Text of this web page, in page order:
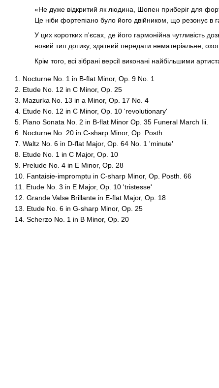
«Не дуже відкритий як людина, Шопен приберіг для
Це ніби фортепіано було його двійником, що резонує в
У цих коротких п'єсах, де його гармонійна чутливість
новий тип дотику, здатний передати нематеріальне,
Крім того, всі зібрані версії виконані найбільшими
1. Nocturne No. 1 in B-flat Minor, Op. 9 No. 1
2. Etude No. 12 in C Minor, Op. 25
3. Mazurka No. 13 in a Minor, Op. 17 No. 4
4. Etude No. 12 in C Minor, Op. 10 'revolutionary'
5. Piano Sonata No. 2 in B-flat Minor Op. 35 Funeral March Iii.
6. Nocturne No. 20 in C-sharp Minor, Op. Posth.
7. Waltz No. 6 in D-flat Major, Op. 64 No. 1 'minute'
8. Etude No. 1 in C Major, Op. 10
9. Prelude No. 4 in E Minor, Op. 28
10. Fantaisie-impromptu in C-sharp Minor, Op. Posth. 66
11. Etude No. 3 in E Major, Op. 10 'tristesse'
12. Grande Valse Brillante in E-flat Major, Op. 18
13. Etude No. 6 in G-sharp Minor, Op. 25
14. Scherzo No. 1 in B Minor, Op. 20